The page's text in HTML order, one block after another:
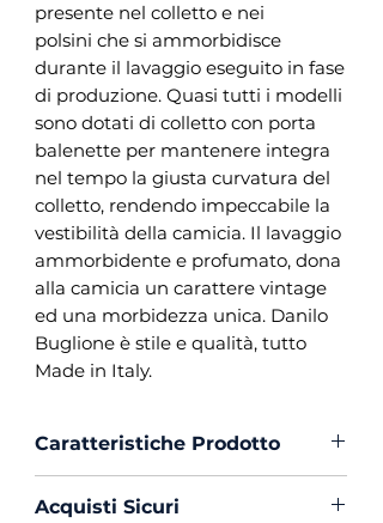
presente nel colletto e nei
polsini che si ammorbidisce
durante il lavaggio eseguito in fase
di produzione. Quasi tutti i modelli
sono dotati di colletto con porta
balenette per mantenere integra
nel tempo la giusta curvatura del
colletto, rendendo impeccabile la
vestibilità della camicia. Il lavaggio
ammorbidente e profumato, dona
alla camicia un carattere vintage
ed una morbidezza unica. Danilo
Buglione è stile e qualità, tutto
Made in Italy.
Caratteristiche Prodotto
Collo : Francese con
Acquisti Sicuri